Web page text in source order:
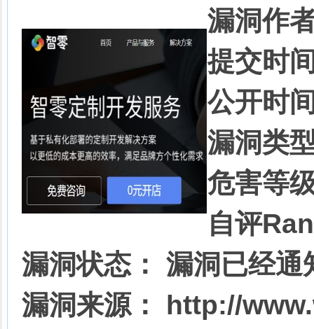
漏洞作
提交时
公开时
漏洞类
危害等
自评
漏洞状态： 漏洞已经
漏洞来源： http://